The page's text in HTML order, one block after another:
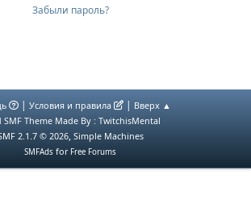
Забыли пароль?
| Условия и правила | Вверх ▲
SMF Theme Made By : TwitchisMental
2.1.7 © 2026, Simple Machines
SMFAds for Free Forums